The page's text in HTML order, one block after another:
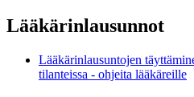
Lääkärinlausunnot
Lääkärinlausuntojen
tilanteissa - ohjeita lääkäreille